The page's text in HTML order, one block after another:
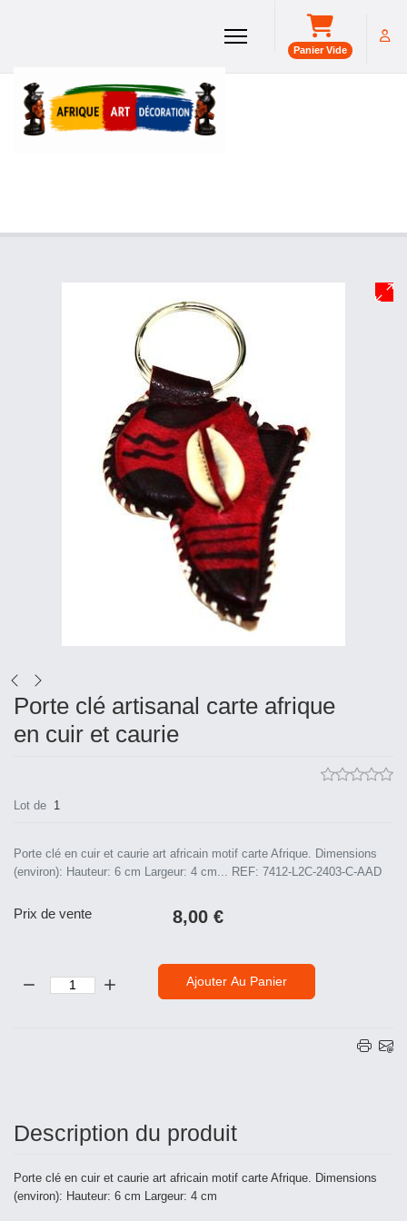
Panier Vide
Porte clé artisanal carte afrique
en cuir et caurie
Lot de 1
Porte clé en cuir et caurie art africain motif carte Afrique. Dimensions
(environ): Hauteur: 6 cm Largeur: 4 cm... REF: 7412-L2C-2403-C-AAD
Prix ​​de vente 8,00 €
Ajouter Au Panier
Description du produit
Porte clé en cuir et caurie art africain motif carte Afrique. Dimensions
(environ): Hauteur: 6 cm Largeur: 4 cm